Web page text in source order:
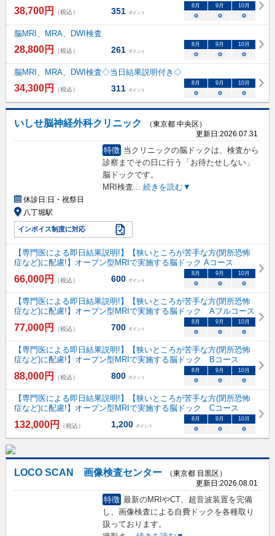
38,700円 （税込） 351 ポイント
8 月 9 月 10月
○ ○ ○
脳MRI、MRA、DWI検査
28,800円 （税込） 261 ポイント
8 月 9 月 10月
○ ○ ○
脳MRI、MRA、DWI検査◇当日結果説明付き◇
34,300円 （税込） 311 ポイント
8 月 9 月 10月
○ ○ ○
いしせ脳神経外科クリニック
（東京都 中央区）
更新日:2026.07.31
特徴 当クリニックの脳ドックは、検査から
診察までその日に行う「お待たせしない」
脳ドックです。
MRI検査... 続きを読む▼
休診日:日・祝祭日
八丁堀駅
インボイス制度に対応
【専門医による即日結果説明!】【狭いところが苦手な方(閉所恐怖
症など)に配慮!】オープン型MRIで実施する脳ドック Aコース
66,000円 （税込） 600 ポイント
8月 9月 10月
○ ○ ○
【専門医による即日結果説明!】【狭いところが苦手な方(閉所恐怖
症など)に配慮!】オープン型MRIで実施する脳ドック Aフルコース
77,000円 （税込） 700 ポイント
8月 9月 10月
○ ○ ○
【専門医による即日結果説明!】【狭いところが苦手な方(閉所恐怖
症など)に配慮!】オープン型MRIで実施する脳ドック Bコース
88,000円 （税込） 800 ポイント
8月 9月 10月
○ ○ ○
【専門医による即日結果説明!】【狭いところが苦手な方(閉所恐怖
症など)に配慮!】オープン型MRIで実施する脳ドック Cコース
132,000円 （税込） 1,200 ポイント
8月 9月 10月
○ ○ ○
LOCO SCAN 画像検査センター
（東京都 目黒区）
更新日:2026.08.01
特徴 最新のMRIやCT、超音波装置を完備
し、画像検査による自費ドックを各種取り
扱っております。